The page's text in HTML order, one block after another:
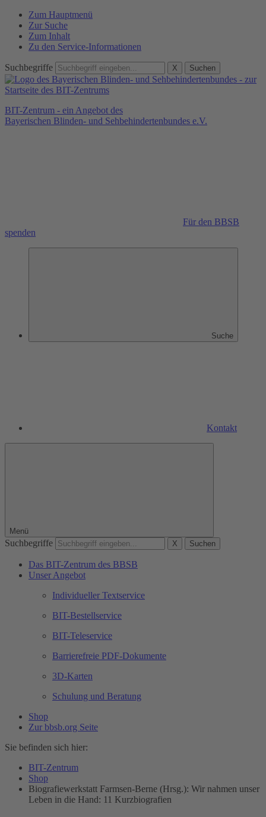
Zum Hauptmenü
Zur Suche
Zum Inhalt
Zu den Service-Informationen
Suchbegriffe X Suchen
BIT-Zentrum - ein Angebot des
Bayerischen Blinden- und Sehbehindertenbundes e.V.
Für den BBSB
spenden
Suche
Kontakt
Menü
Suchbegriffe X Suchen
Das BIT-Zentrum des BBSB
Unser Angebot
Individueller Textservice
BIT-Bestellservice
BIT-Teleservice
Barrierefreie PDF-Dokumente
3D-Karten
Schulung und Beratung
Shop
Zur bbsb.org Seite
Sie befinden sich hier:
BIT-Zentrum
Shop
Biografiewerkstatt Farmsen-Berne (Hrsg.): Wir nahmen unser
Leben in die Hand: 11 Kurzbiografien